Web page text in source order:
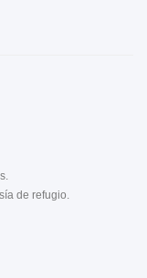
de refugio.